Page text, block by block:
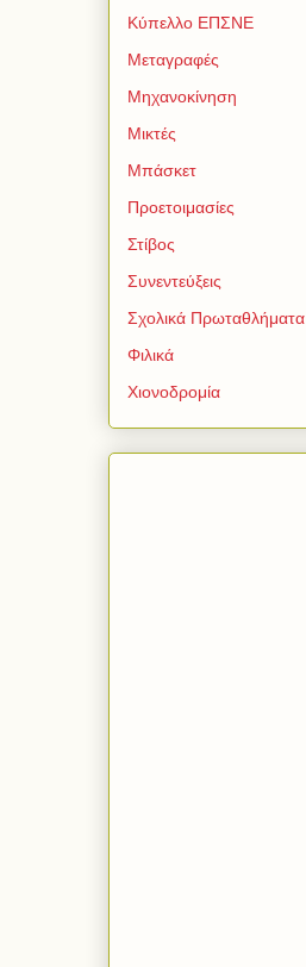
Κύπελλο ΕΠΣΝΕ
Μεταγραφές
Μηχανοκίνηση
Μικτές
Μπάσκετ
Προετοιμασίες
Στίβος
Συνεντεύξεις
Σχολικά Πρωταθλήματα
Φιλικά
Χιονοδρομία